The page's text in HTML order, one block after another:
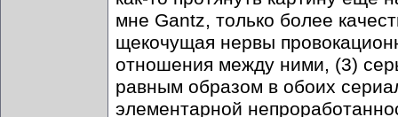
мне Gantz, только более
щекочущая нервы
отношения между ними, (3)
равным образом в обоих
элементарной